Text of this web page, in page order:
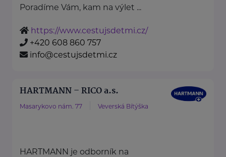
Poradíme Vám, kam na výlet ...
https://www.cestujsdetmi.cz/
+420 608 860 757
info@cestujsdetmi.cz
HARTMANN – RICO a.s.
Masarykovo nám. 77 Veverská Bítýška
HARTMANN je odborník na